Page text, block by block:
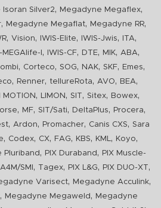
Silver2, Megadyne Megaflex,
, Megadyne Megaflat, Megadyne RR,
, Vision, IWIS-Elite, IWIS-Jwis, ITA,
MEGAlife-I , IWIS-CF, DTE, MIK, ABA,
, Corteco, SOG, NAK, SKF, Emes,
, Renner, tellureRota, AVO, BEA,
MOTION , LIMON , SIT, Sitex, Bowex,
, MF, SIT/Sati, DeltaPlus, Procera,
, Ardon, Promacher, Canis CXS, Sara
, Codex, CX, FAG, KBS, KML, Koyo,
Pluriband , PIX Duraband ,
PIX Muscle-
A4M/SMI , Tagex, PIX L&G, PIX DUO-XT,
Varisect, Megadyne Acculink,
, Megadyne Megaweld ,
Megadyne